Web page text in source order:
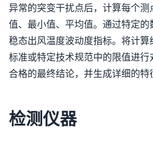
异常的突变干扰点后，计算每个测
值、最小值、平均值。通过特定
稳态出风温度波动度指标。将计
标准或特定技术规范中的限值进
合格的最终结论，并生成详细的特
检测仪器